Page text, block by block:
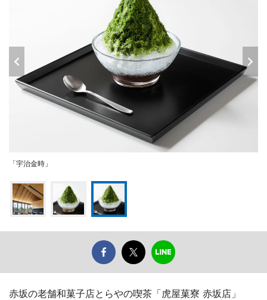
「宇治金時」
赤坂の老舗和菓子店とらやの喫茶「虎屋菓寮 赤坂店」